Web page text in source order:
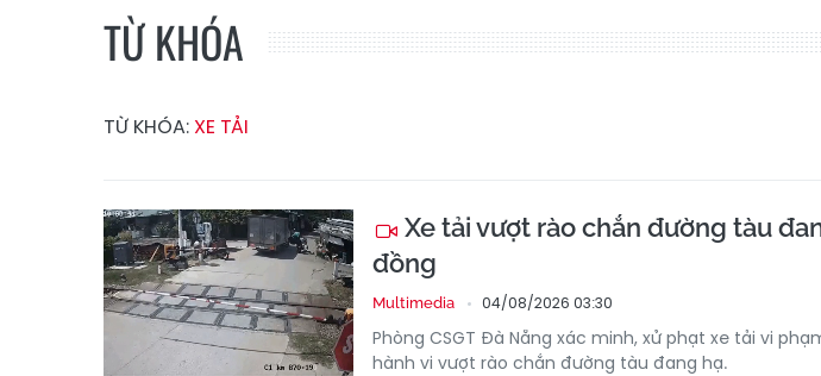
TỪ KHÓA
TỪ KHÓA: XE TẢI
Xe tải vượt rào chắn đường tàu
đồng
Multimedia 04/08/2026 03:30
Phòng CSGT Đà Nẵng xác minh, xử phạt xe tải vi
hành vi vượt rào chắn đường tàu đang hạ.